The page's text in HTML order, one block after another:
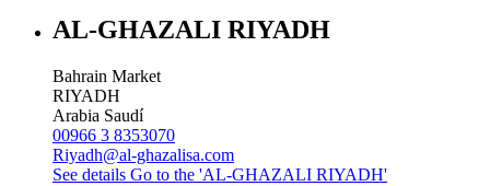
AL-GHAZALI RIYADH
Bahrain Market
RIYADH
Arabia Saudí
00966 3 8353070
Riyadh@al-ghazalisa.com
See details Go to the 'AL-GHAZALI RIYADH'